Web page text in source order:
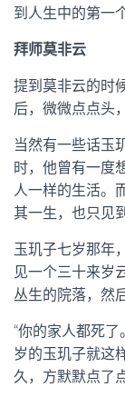
到人生中的第一
拜师莫非云
提到莫非云的时
后，微微点点头
当然有一些话玉
时，他曾有一度
人一样的生活。
其一生，也只见
玉玑子七岁那年
见一个三十来岁
丛生的院落，然
“你的家人都死
岁的玉玑子就这
久，方默默点了